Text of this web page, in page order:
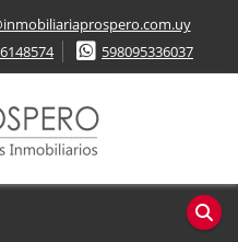
598095336037